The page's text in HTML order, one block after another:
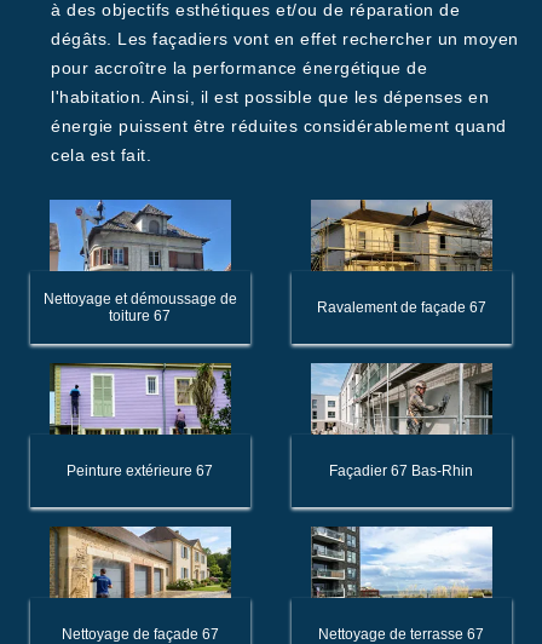
à des objectifs esthétiques et/ou de réparation de
dégâts. Les façadiers vont en effet rechercher un moyen
pour accroître la performance énergétique de
l'habitation. Ainsi, il est possible que les dépenses en
énergie puissent être réduites considérablement quand
cela est fait.
Nettoyage et démoussage de
toiture 67
Ravalement de façade 67
Peinture extérieure 67 Façadier 67 Bas-Rhin
Nettoyage de façade 67 Nettoyage de terrasse 67